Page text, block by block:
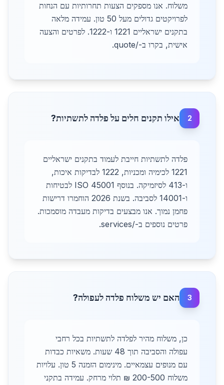
משלוח. אנו מספקים הצעות תחרותיות עם הנחות
לפרויקטים גדולים מעל 50 טון. עמידה מלאה
בתקנים ישראליים 1221 ו-1222. לפרטים והצעה
אישית, בקרו ב-/quote.
2 אילו תקנים חלים על פלדה לתשתיות?
פלדה לתשתיות חייבת לעמוד בתקנים ישראליים
1221 לכימיה ומכניות, 1222 לבדיקות איכות,
ו-413 לסיזמיקה. בנוסף ISO 45001 לבטיחות
ו-14001 לסביבה. בשנת 2026 הוחמרו דרישות
פחמן נמוך. אנו מבצעים בדיקות מעבדה מוסמכות.
פרטים נוספים ב-/services.
3 האם יש משלוח פלדה לעפולה?
כן, משלוח מהיר לפלדה לתשתיות בכל רחבי
עפולה והסביבה תוך 48 שעות. משאיות כבדות
עם מנופים עצמאיים. מינימום הזמנה 5 טון. עלויות
משלוח 200-500 ₪ תלוי מרחק. עמידה בתקני